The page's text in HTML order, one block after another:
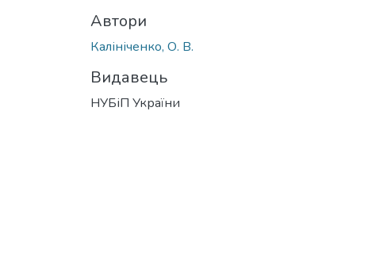
Автори
Калініченко, О. В.
Видавець
НУБіП України